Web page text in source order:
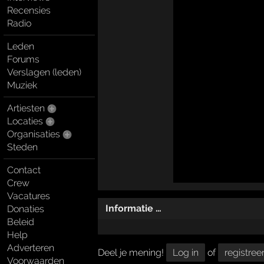
Recensies
Radio
Leden
Forums
Verslagen (leden)
Muziek
Artiesten
Locaties
Organisaties
Steden
Contact
Crew
Vacatures
Donaties
Beleid
Help
Adverteren
Voorwaarden
Informatie …
Deel je mening! Log in of registreer